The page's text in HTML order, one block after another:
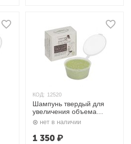
КОД: 12520
Шампунь твердый для
увеличения объема
волос 50 гр. Триумф
Красоты
нет в наличии
1 350₽